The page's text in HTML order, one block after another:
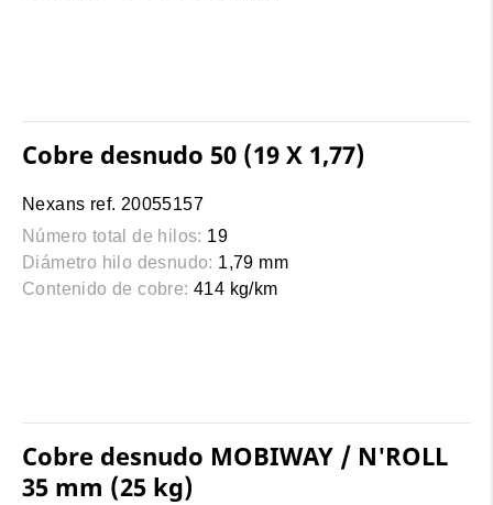
Cobre desnudo 50 (19 X 1,77)
Nexans ref. 20055157
Número total de hilos: 19
Diámetro hilo desnudo: 1,79 mm
Contenido de cobre: 414 kg/km
Cobre desnudo MOBIWAY / N'ROLL
35 mm (25 kg)